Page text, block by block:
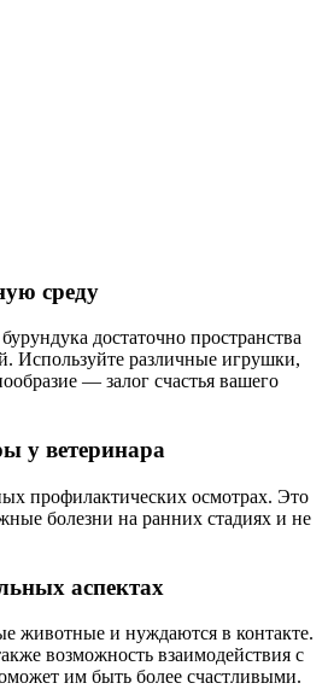
среду
достаточно пространства
Используйте различные игрушки,
— залог счастья вашего
у ветеринара
профилактических осмотрах. Это
болезни на ранних стадиях и не
аспектах
животные и нуждаются в контакте.
возможность взаимодействия с
им быть более счастливыми.